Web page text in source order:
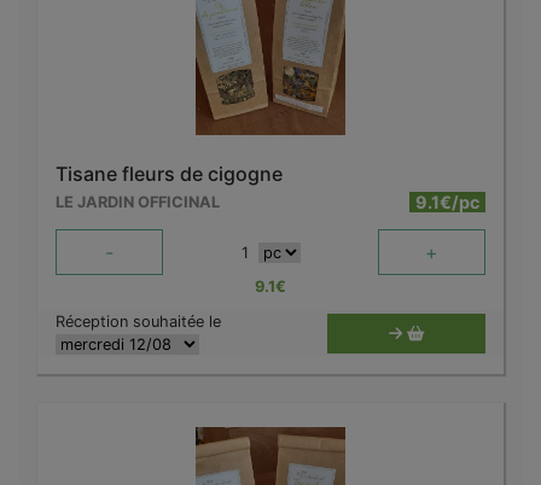
Tisane fleurs de cigogne
LE JARDIN OFFICINAL 9.1€/pc
- 1 +
9.1€
Réception souhaitée le